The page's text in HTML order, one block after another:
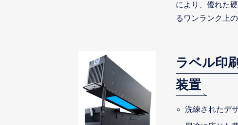
により、優れた
るワンランク上
ラベル印
装置
洗練されたデ